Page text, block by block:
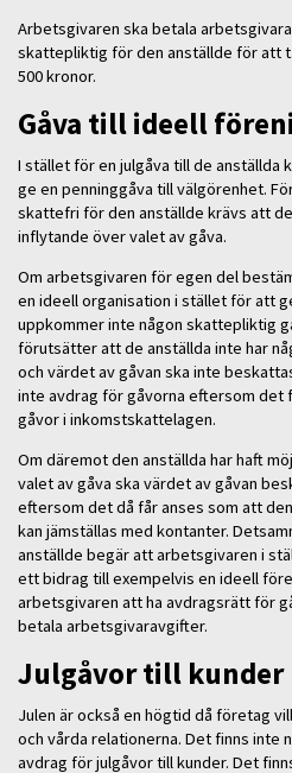
Arbetsgivaren ska betala
skattepliktig för den anställde för att
500 kronor.
Gåva till ideell
I stället för en julgåva till de anställda
ge en penninggåva till välgörenhet.
skattefri för den anställde krävs att
inflytande över valet av gåva.
Om arbetsgivaren för egen del
en ideell organisation i stället för att
uppkommer inte någon skattepliktig
förutsätter att de anställda inte har
och värdet av gåvan ska inte
inte avdrag för gåvorna eftersom
gåvor i inkomstskattelagen.
Om däremot den anställda har haft
valet av gåva ska värdet av gåvan
eftersom det då får anses som att
kan jämställas med kontanter.
anställde begär att arbetsgivaren i
ett bidrag till exempelvis en ideell
arbetsgivaren att ha avdragsrätt för
betala arbetsgivaravgifter.
Julgåvor till kunder
Julen är också en högtid då företag
och vårda relationerna. Det finns inte
avdrag för julgåvor till kunder. Det